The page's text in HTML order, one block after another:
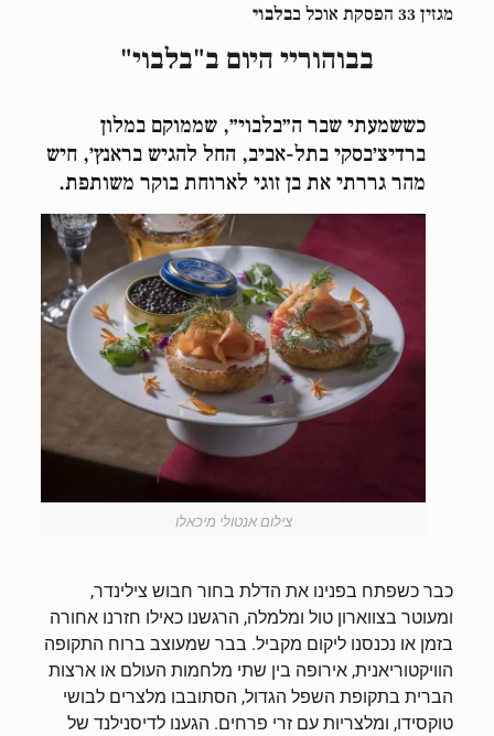
מגזין 33 הפסקת אוכל ב
בלבוי
בבוהוריי היום ב"בלבוי"
כששמעתי שבר ה״בלבוי״, שממוקם במלון
ברדיצ׳בסקי בתל-אביב, החל להגיש בראנץ׳, חיש
מהר גררתי את בן זוגי לארוחת בוקר משותפת.
צילום אנטולי מיכאלו
כבר כשפתח בפנינו את הדלת בחור חבוש צילינדר,
ומעוטר בצווארון טול ומלמלה, הרגשנו כאילו חזרנו אחורה
בזמן או נכנסנו ליקום מקביל. בבר שמעוצב ברוח התקופה
הוויקטוריאנית, אירופה בין שתי מלחמות העולם או ארצות
הברית בתקופת השפל הגדול, הסתובבו מלצרים לבושי
טוקסידו, ומלצריות עם זרי פרחים. הגענו לדיסנילנד של